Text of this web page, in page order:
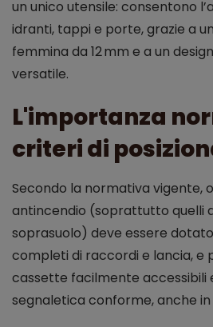
un unico utensile: consentono
idranti, tappi e porte, grazie a
femmina da 12 mm e a un
versatile.
L'importanza
criteri di
Secondo la normativa vigente,
antincendio (soprattutto quelli
soprasuolo) deve essere
completi di raccordi e lancia, e
cassette facilmente accessibili
segnaletica conforme, anche in